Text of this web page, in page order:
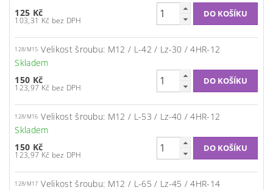
125 Kč
103,31 Kč bez DPH
128/M15 Velikost šroubu: M12 / L-42 / Lz-30 / 4HR-12
Skladem
150 Kč
123,97 Kč bez DPH
128/M16 Velikost šroubu: M12 / L-53 / Lz-40 / 4HR-12
Skladem
150 Kč
123,97 Kč bez DPH
128/M17 Velikost šroubu: M12 / L-65 / Lz-45 / 4HR-14